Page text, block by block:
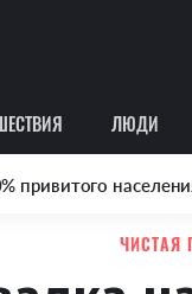
ЛЮДИ
ЧИСТАЯ